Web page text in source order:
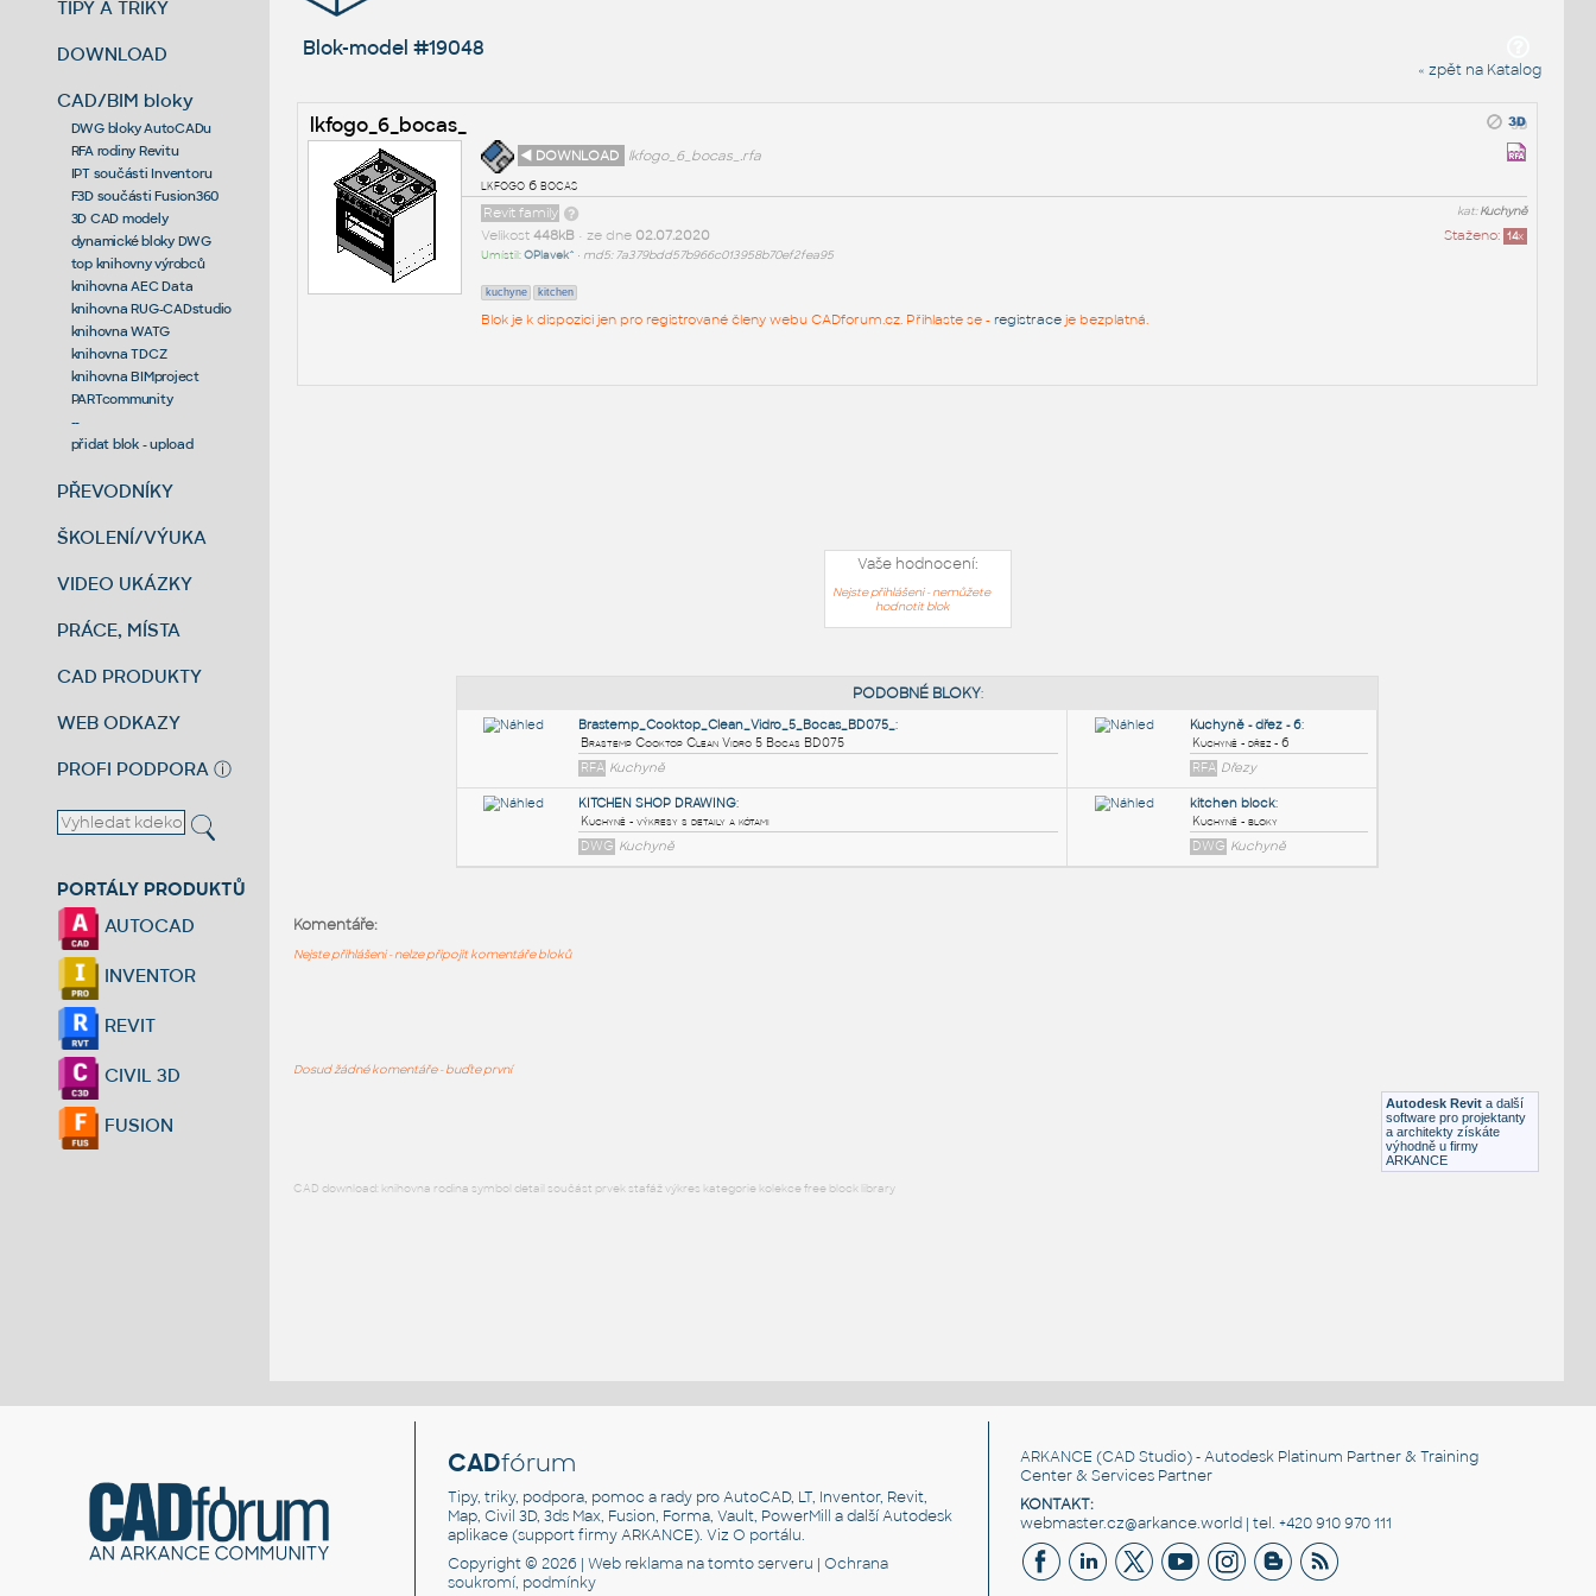
TIPY A TRIKY
DOWNLOAD
CAD/BIM bloky
DWG bloky AutoCADu
RFA rodiny Revitu
IPT součásti Inventoru
F3D součásti Fusion360
3D CAD modely
dynamické bloky DWG
top knihovny výrobců
knihovna AEC Data
knihovna RUG-CADstudio
knihovna WATG
knihovna TDCZ
knihovna BIMproject
PARTcommunity
--
přidat blok - upload
PŘEVODNÍKY
ŠKOLENÍ/VÝUKA
VIDEO UKÁZKY
PRÁCE, MÍSTA
CAD PRODUKTY
WEB ODKAZY
PROFI PODPORA ⓘ
PORTÁLY PRODUKTŮ
AUTOCAD
INVENTOR
REVIT
CIVIL 3D
FUSION
Blok-model #19048
« zpět na Katalog
lkfogo_6_bocas_
◄ DOWNLOAD
lkfogo_6_bocas_.rfa
lkfogo 6 bocas
kat:Kuchyně
Revit family
Staženo: 14x
Velikost 448kB• ze dne 02.07.2020
Umístil:OPlavek^ • md5: 7a379bdd57b966c013958b70ef2fea95
kuchyne kitchen
Blok je k dispozici jen pro registrované členy webu CADforum.cz. Přihlaste se - registraceje bezplatná.
Vaše hodnocení:
Nejste přihlášeni - nemůžete
hodnotit blok
DWG Kuchyně
Autodesk Revit a další
software pro projektanty
a architekty získáte
výhodně u firmy
ARKANCE
Komentáře:
Nejste přihlášeni - nelze připojit komentáře bloků
Dosud žádné komentáře - buďte první
CAD download: knihovna rodina symbol detail součást prvek stafáž výkres kategorie kolekce free block library
CADfórum
Tipy, triky, podpora, pomoc a rady pro AutoCAD, LT, Inventor, Revit,
Map, Civil 3D, 3ds Max, Fusion, Forma, Vault, PowerMill a další Autodesk
aplikace (support firmy ARKANCE). VizO portálu.
Copyright © 2026 |Web reklama na tomto serveru |Ochrana
soukromí, podmínky
ARKANCE (CAD Studio) - Autodesk Platinum Partner & Training
Center & Services Partner
KONTAKT:
webmaster.cz@arkance.world | tel. +420 910 970 111